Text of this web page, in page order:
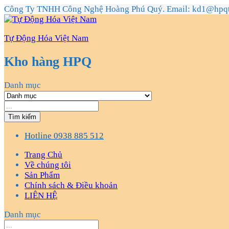
Công Ty TNHH Công Nghệ Hoàng Phú Quý. Email:
Tự Động Hóa Việt Nam
Kho hàng HPQ
Danh mục
Tìm kiếm
Hotline 0938 885 512
Trang Chủ
Về chúng tôi
Sản Phẩm
Chính sách & Điều khoản
LIÊN HỆ
Danh mục